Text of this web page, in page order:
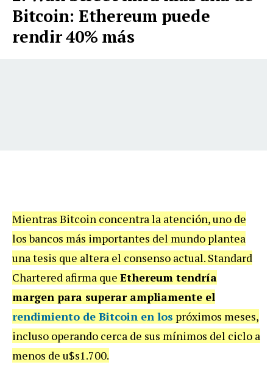
Bitcoin: Ethereum puede
rendir 40% más
Mientras Bitcoin concentra la atención, uno de
los bancos más importantes del mundo plantea
una tesis que altera el consenso actual. Standard
Chartered afirma que Ethereum tendría
margen para superar ampliamente el
rendimiento de Bitcoin en los próximos meses,
incluso operando cerca de sus mínimos del ciclo a
menos de u$s1.700.